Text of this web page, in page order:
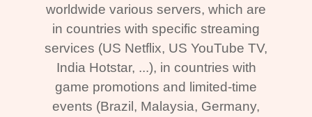
worldwide various servers, which are
in countries with specific streaming
services (US Netflix, US YouTube TV,
India Hotstar, ...), in countries with
game promotions and limited-time
events (Brazil, Malaysia, Germany,